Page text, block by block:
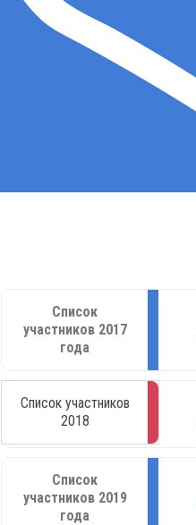
Список
участников 2017
года
Список участников
2018
Список
участников 2019
года